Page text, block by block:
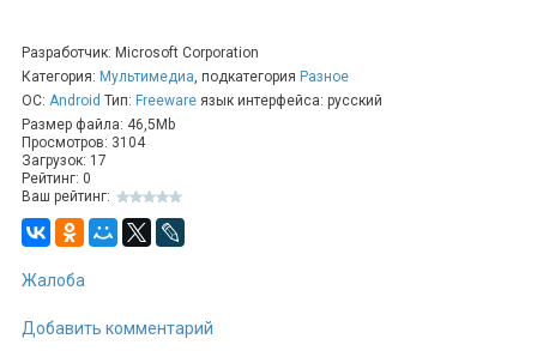
Разработчик: Microsoft Corporation
Категория: Мультимедиа, подкатегория Разное
ОС: Android Тип: Freeware язык интерфейса: русский
Размер файла: 46,5Mb
Просмотров: 3104
Загрузок: 17
Рейтинг: 0
Ваш рейтинг:
Жалоба
Добавить комментарий